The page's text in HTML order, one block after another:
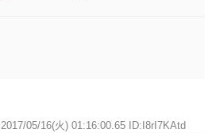
2017/05/16(火) 01:16:00.65 ID:I8rI7KAtd